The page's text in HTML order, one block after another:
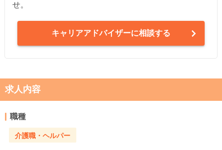
せ。
キャリアアドバイザーに相談する
求人内容
職種
介護職・ヘルパー